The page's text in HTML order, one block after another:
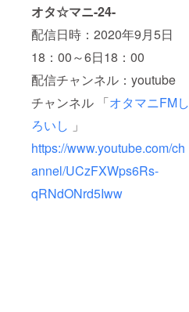
オタ☆マニ-24-
配信日時：2020年9月5日
18：00～6日18：00
配信チャンネル：youtube
チャンネル 「オタマニFMし
ろいし 」
https://www.youtube.com/ch
annel/UCzFXWps6Rs-
qRNdONrd5Iww